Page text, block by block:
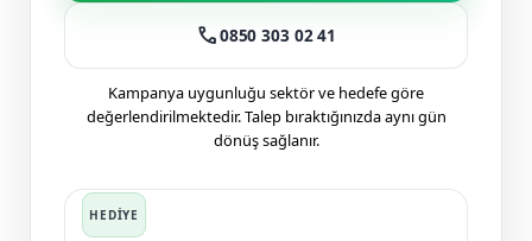
call0850 303 02 41
Kampanya uygunluğu sektör ve hedefe göre
değerlendirilmektedir. Talep bıraktığınızda aynı gün
dönüş sağlanır.